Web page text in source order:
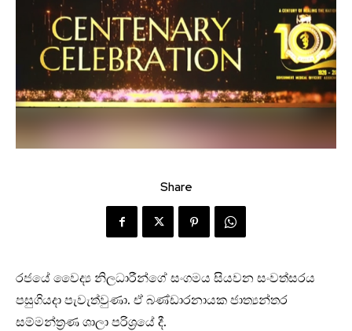
Share
රජයේ වෛද්‍ය නිලධාරීන්ගේ සංගමය සියවන සංවත්සරය
පසුගියදා පැවැත්වුණා. ඒ බණ්ඩාරනායක ජාත්‍යන්තර
සම්මන්ත්‍රණ ශාලා පරිශ්‍රයේ දී.